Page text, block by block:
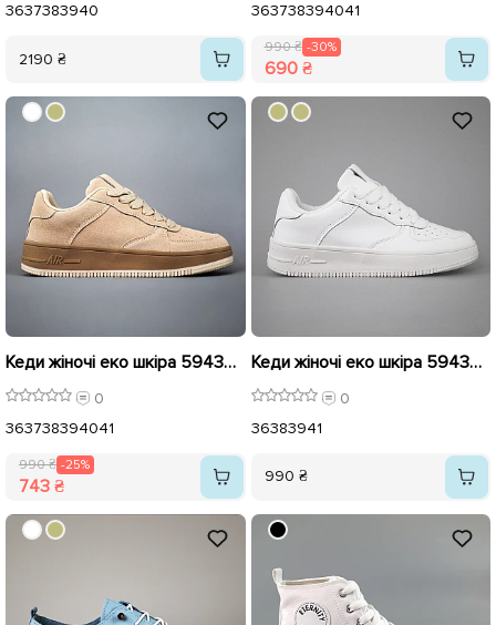
3637383940
2190 ₴
363738394041
990 ₴ -30%
690 ₴
Кеди жіночі еко шкіра 594371 Темно Бежеві розпродаж
0
363738394041
990 ₴ -25%
743 ₴
Кеди жіночі еко шкіра 594369 Білі
0
36383941
990 ₴